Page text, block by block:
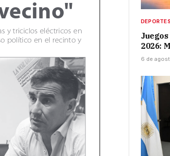
DEPORTES
2026:
6 de